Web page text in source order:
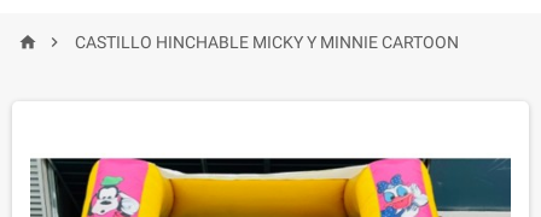
  CASTILLO HINCHABLE MICKY Y MINNIE CARTOON